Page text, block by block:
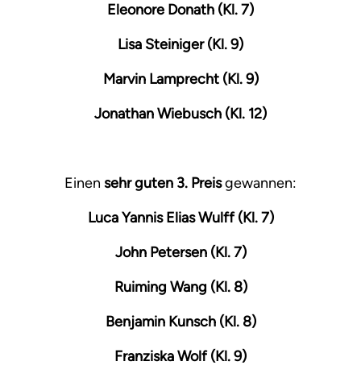
Eleonore Donath (Kl. 7)
Lisa Steiniger (Kl. 9)
Marvin Lamprecht (Kl. 9)
Jonathan Wiebusch (Kl. 12)
Einen sehr guten 3. Preisgewannen:
Luca Yannis Elias Wulff (Kl. 7)
John Petersen (Kl. 7)
Ruiming Wang (Kl. 8)
Benjamin Kunsch (Kl. 8)
Franziska Wolf (Kl. 9)